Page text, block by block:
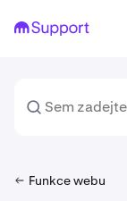
Funkce webu